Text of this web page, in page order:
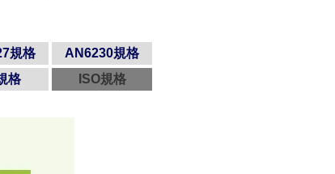
規格
AN6230規格
格 ISO規格